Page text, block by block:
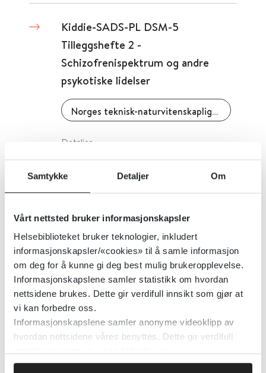
Samtykke Detaljer Om
Vårt nettsted bruker informasjonskapsler
Helsebiblioteket bruker teknologier, inkludert
informasjonskapsler/«cookies» til å samle informasjon
om deg for å kunne gi deg best mulig brukeropplevelse.
Informasjonskapslene samler statistikk om hvordan
nettsidene brukes. Dette gir verdifull innsikt som gjør at
vi kan forbedre oss.
Informasjonskapslene samler anonyme videoklipp av
hvordan nettsidene våres benyttes. Dette gir verdifull
Kiddie-SADS-PL DSM-5
Tilleggshefte 2 -
Schizofrenispektrum og andre
psykotiske lidelser
Norges teknisk-naturvitenskaplige universitet (NTNU)
Detaljer
Kjøreferdigheter - spørsmål til
Detaljer
Kartleggingsverktøy traumer,
stress og overgrep - voksne
Nasjonalt kunnskapssenter om vold og traumatisk stress (NKVTS)